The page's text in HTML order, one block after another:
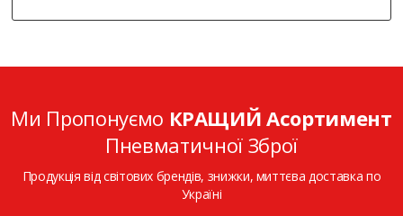
Ми Пропонуємо КРАЩИЙ Асортимент
Пневматичної Зброї
Продукція від світових брендів, знижки, миттєва доставка по
Україні